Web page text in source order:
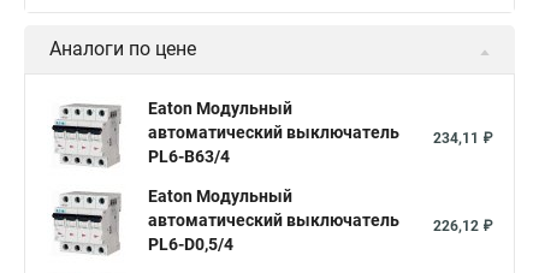
Аналоги по цене
Eaton Модульный
автоматический выключатель
PL6-B63/4
234,11 ₽
Eaton Модульный
автоматический выключатель
PL6-D0,5/4
226,12 ₽